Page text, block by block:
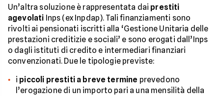
Un’altra soluzione è rappresentata dai prestiti
agevolati Inps (ex Inpdap). Tali finanziamenti sono
rivolti ai pensionati iscritti alla ‘Gestione Unitaria delle
prestazioni creditizie e sociali’ e sono erogati dall’Inps
o dagli istituti di credito e intermediari finanziari
convenzionati. Due le tipologie previste:
i piccoli prestiti a breve termine prevedono
l’erogazione di un importo pari a una mensilità della